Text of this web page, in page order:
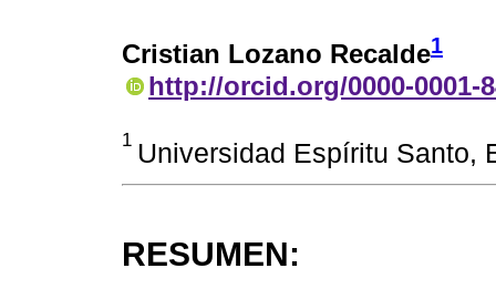
Cristian Lozano Recalde1
http://orcid.org/0000-0001-
1 Universidad Espíritu Santo,
RESUMEN: